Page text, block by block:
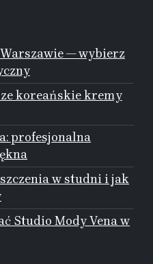
— wybierz
koreańskie kremy
profesjonalna
w studni i jak
Studio Mody Vena w